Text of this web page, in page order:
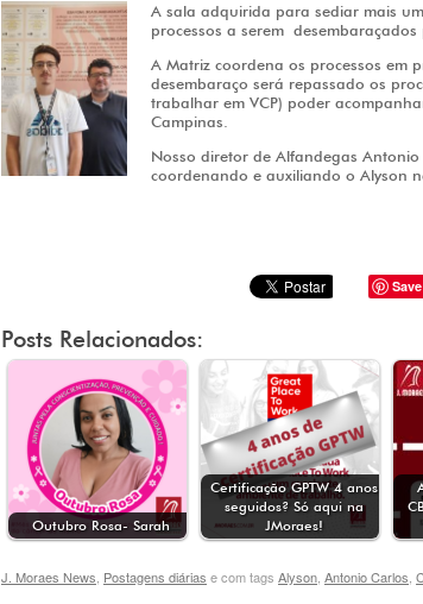
A sala adquirida para sediar mais
processos a serem desembaraçados
A Matriz coordena os processos em
desembaraço será repassado os
trabalhar em VCP) poder
Campinas.
Nosso diretor de Alfandegas
coordenando e auxiliando o Alyson
Save
Posts Relacionados:
Outubro Rosa- Sarah
Certificação GPTW 4 anos
seguidos? Só aqui na
JMoraes!
J. Moraes News Postagens diárias e com tags Alyson Antonio Carlos